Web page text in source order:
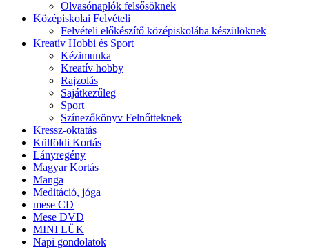
Olvasónaplók felsősöknek
Középiskolai Felvételi
Felvételi előkészítő középiskolába készülöknek
Kreatív Hobbi és Sport
Kézimunka
Kreatív hobby
Rajzolás
Sajátkezűleg
Sport
Színezőkönyv Felnőtteknek
Kressz-oktatás
Külföldi Kortás
Lányregény
Magyar Kortás
Manga
Meditáció, jóga
mese CD
Mese DVD
MINI LÜK
Napi gondolatok